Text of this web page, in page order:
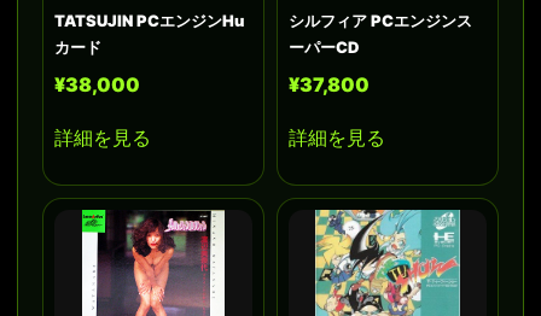
TATSUJIN PCエンジンHu
カード
¥38,000
詳細を見る
シルフィア PCエンジンス
ーパーCD
¥37,800
詳細を見る